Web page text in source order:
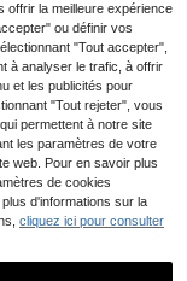
offrir la meilleure expérience
ou définir vos
"Tout accepter",
à analyser le trafic, à offrir
et les publicités pour
"Tout rejeter", vous
permettent à notre site
les paramètres de votre
web. Pour en savoir plus
de cookies
d'informations sur la
cliquez ici pour consulter